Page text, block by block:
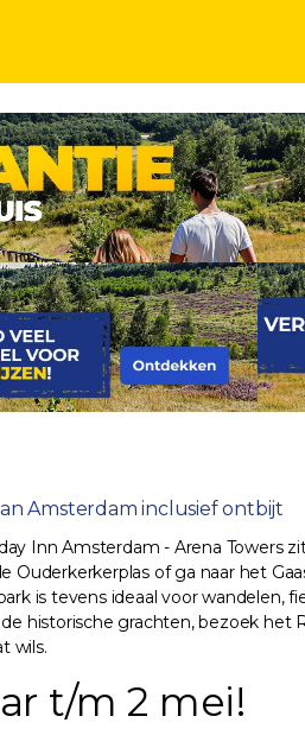
ontbijt
Amsterdam inclusief ontbijt
Inn Amsterdam - Arena
of ga naar het
is tevens ideaal voor
historische grachten, bezoek
wils.
t/m 2 mei!